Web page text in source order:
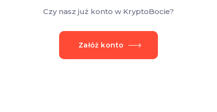
Czy nasz już konto w KryptoBocie?
Załóż konto